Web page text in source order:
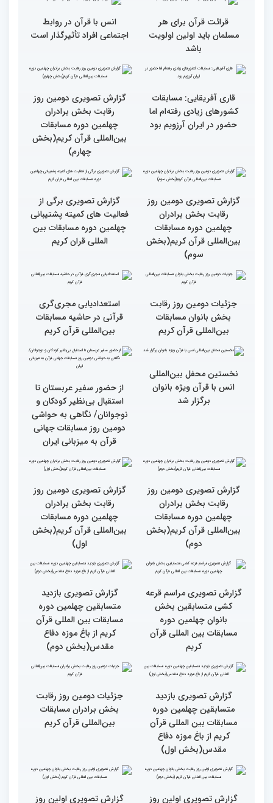
انس با قرآن است
رسیدن به سرمنزل مقصود
است
قرائت قرآن برای هر
مسلمان باید اولین اولویت
باشد
انس با قرآن در روابط
اجتماعی افراد تأثیرگذار است
حضور در ایران آرزویم بود
گزارش تصویری دومین روز
رقابت بخش برادران
چهلمین دوره مسابقات
بین‌المللی قرآن کریم(بخش
چهارم)
گزارش تصویری دومین روز
رقابت بخش برادران
چهلمین دوره مسابقات
بین‌المللی قرآن کریم(بخش
سوم)
گزارش تصویری برگی از
چهلمین دوره مسابقات بین
المللی قران کریم
جزئیات دومین روز رقابت
بین‌المللی قرآن کریم
استعدادیابی مجری‌گری
قرآنی در حاشیه مسابقات
از حضور سفیر عربستان تا
استقبال بی‌نظیر کودکان و
نوجوانان/ نگاهی به حواشی
دومین روز مسابقات جهانی
قرآن به میزبانی ایران
گزارش تصویری دومین روز
رقابت بخش برادران
چهلمین دوره مسابقات
بین‌المللی قرآن کریم(بخش
دوم)
گزارش تصویری دومین روز
رقابت بخش برادران
چهلمین دوره مسابقات
بین‌المللی قرآن کریم(بخش
اول)
گزارش تصویری مراسم قرعه
کشی متسابقین بخش
بانوان چهلمین دوره
مسابقات بین المللی قرآن
کریم
گزارش تصویری بازدید
متسابقین چهلمین دوره
مسابقات بین المللی قرآن
کریم از باغ موزه دفاع
مقدس(بخش دوم)
گزارش تصویری بازدید
متسابقین چهلمین دوره
مسابقات بین المللی قرآن
کریم از باغ موزه دفاع
مقدس(بخش اول)
بین‌المللی قرآن کریم